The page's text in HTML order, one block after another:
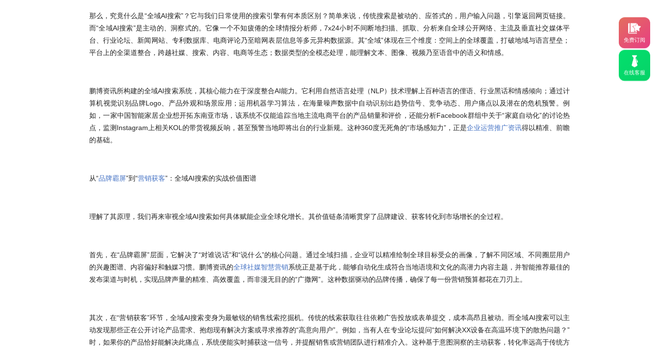
免费订阅
在线客服
那么，究竟什么是“全域AI搜索”？它与我们日常使用的搜索引擎有何本质区别？简单来说，传统搜索是被动的、应答式的，用户输入问题，引擎返回网页链接。
而“全域AI搜索”是主动的、洞察式的。它像一个不知疲倦的全球情报分析师，7x24小时不间断地扫描、抓取、分析来自全球公开网络、主流及垂直社交媒体平
台、行业论坛、新闻网站、专利数据库、电商评论乃至暗网表层信息等多元异构数据源。其“全域”体现在三个维度：空间上的全球覆盖，打破地域与语言壁垒；
平台上的全渠道整合，跨越社媒、搜索、内容、电商等生态；数据类型的全模态处理，能理解文本、图像、视频乃至语音中的语义和情感。
鹏博资讯所构建的全域AI搜索系统，其核心能力在于深度整合AI能力。它利用自然语言处理（NLP）技术理解上百种语言的俚语、行业黑话和情感倾向；通过计
算机视觉识别品牌Logo、产品外观和场景应用；运用机器学习算法，在海量噪声数据中自动识别出趋势信号、竞争动态、用户痛点以及潜在的危机预警。例
如，一家中国智能家居企业想开拓东南亚市场，该系统不仅能追踪当地主流电商平台的产品销量和评价，还能分析Facebook群组中关于“家庭自动化”的讨论热
点，监测Instagram上相关KOL的带货视频反响，甚至预警当地即将出台的行业新规。这种360度无死角的“市场感知力”，正是企业运营推广资讯得以精准、前瞻
的基础。
从“品牌霸屏”到“营销获客”：全域AI搜索的实战价值图谱
理解了其原理，我们再来审视全域AI搜索如何具体赋能企业全球化增长。其价值链条清晰贯穿了品牌建设、获客转化到市场增长的全过程。
首先，在“品牌霸屏”层面，它解决了“对谁说话”和“说什么”的核心问题。通过全域扫描，企业可以精准绘制全球目标受众的画像，了解不同区域、不同圈层用户
的兴趣图谱、内容偏好和触媒习惯。鹏博资讯的全球社媒智慧营销系统正是基于此，能够自动化生成符合当地语境和文化的高潜力内容主题，并智能推荐最佳的
发布渠道与时机，实现品牌声量的精准、高效覆盖，而非漫无目的的“广撒网”。这种数据驱动的品牌传播，确保了每一份营销预算都花在刀刃上。
其次，在“营销获客”环节，全域AI搜索变身为最敏锐的销售线索挖掘机。传统的线索获取往往依赖广告投放或表单提交，成本高昂且被动。而全域AI搜索可以主
动发现那些正在公开讨论产品需求、抱怨现有解决方案或寻求推荐的“高意向用户”。例如，当有人在专业论坛提问“如何解决XX设备在高温环境下的散热问题？”
时，如果你的产品恰好能解决此痛点，系统便能实时捕获这一信号，并提醒销售或营销团队进行精准介入。这种基于意图洞察的主动获客，转化率远高于传统方